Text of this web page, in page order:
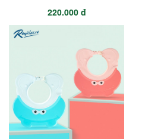
220.000 đ